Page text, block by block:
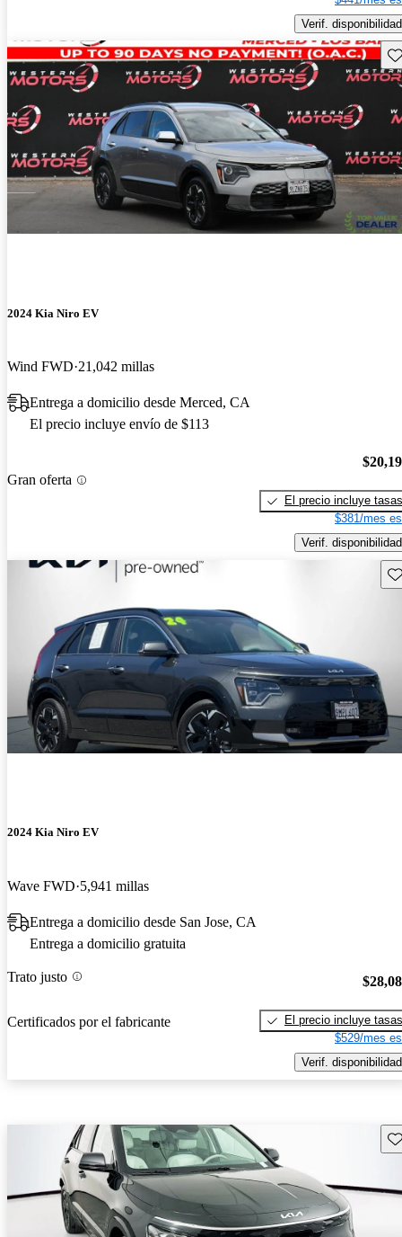
Verif. disponibilidad
2024 Kia Niro EV
Wind FWD 21,042 millas
Entrega a domicilio desde Merced, CA
El precio incluye envío de $113
Gran oferta
El precio incluye tasas
$381/mes
Verif. disponibilidad
2024 Kia Niro EV
Wave FWD 5,941 millas
Entrega a domicilio desde San Jose, CA
Entrega a domicilio gratuita
Trato justo
Certificados por el fabricante
El precio incluye tasas
$529/mes
Verif. disponibilidad